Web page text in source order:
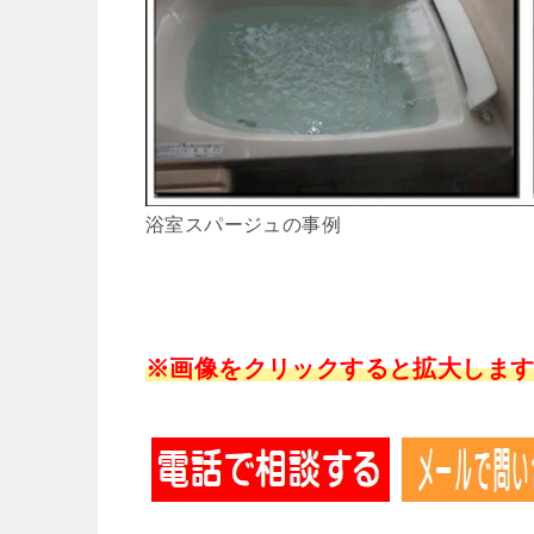
浴室スパージュの事例
※画像をクリックすると拡大します